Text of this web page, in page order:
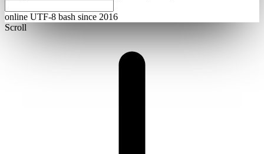
online UTF-8 bash since 2016
Scroll